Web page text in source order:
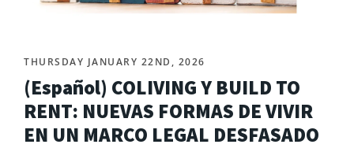
THURSDAY JANUARY 22ND, 2026
(Español) COLIVING Y BUILD TO
RENT: NUEVAS FORMAS DE VIVIR
EN UN MARCO LEGAL DESFASADO